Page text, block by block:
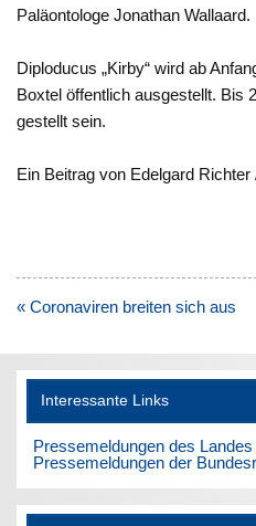
Paläontologe Jonathan Wallaard.
Diploducus „Kirby“ wird ab
Boxtel öffentlich ausgestellt. Bis
gestellt sein.
Ein Beitrag von Edelgard
Beitragsnavigation
« Coronaviren breiten sich aus
Interessante Links
Pressemeldungen des Landes
Pressemeldungen der